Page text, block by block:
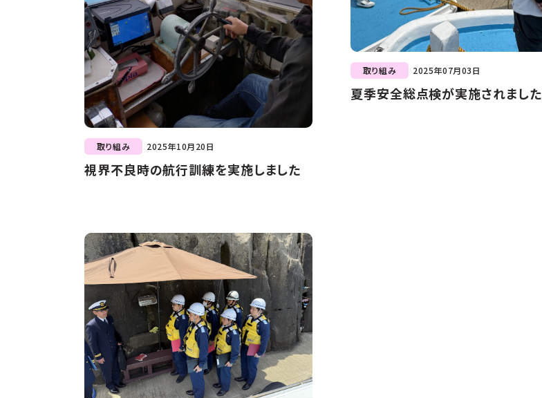
取り組み 2025年10月20日
視界不良時の航行訓練を実施しました
取り組み 2025年07月03日
夏季安全総点検が実施されました